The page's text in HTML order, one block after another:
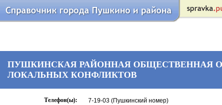
ПУШКИНСКАЯ РАЙОННАЯ ОБЩЕСТВЕННАЯ
ЛОКАЛЬНЫХ КОНФЛИКТОВ
Телефон(ы):
7-19-03 (Пушкинский номер)